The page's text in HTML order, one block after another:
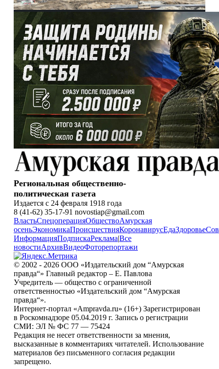
Региональная общественно-
политическая газета
Издается с 24 февраля 1918 года
8 (41-62) 35-17-91 novostiap@gmail.com
ВластьСпецоперацияОбществоАмурская
осеньЭкономикаПроисшествияКоронавирусЕдаЗдоровье
ИнформацияПодпискаРеклама|Все
новостиАрхивВидеоФоторепортажи
© 2002 - 2026 ООО «Издательский дом “Амурская
правда“» Главный редактор – Е. Павлова
Учредитель — общество с ограниченной
ответственностью «Издательский дом “Амурская
правда“».
Интернет-портал «Ampravda.ru» (16+) Зарегистрирован
в Роскомнадзоре 05.04.2019 г. Запись о регистрации
СМИ: ЭЛ № ФС 77 — 75424
Редакция не несет ответственности за мнения,
высказанные в комментариях читателей. Использование
материалов без письменного согласия редакции
запрещено.